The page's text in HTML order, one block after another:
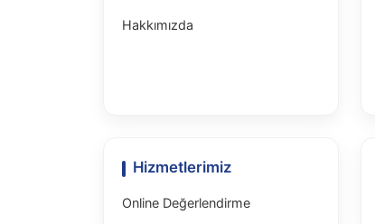
Hakkımızda
Hizmetlerimiz
Online Değerlendirme